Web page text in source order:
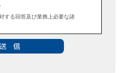
する回答及び業務上必要な諸
て